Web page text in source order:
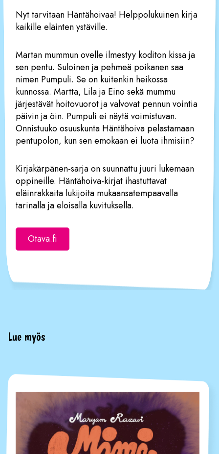
Nyt tarvitaan Häntähoivaa! Helppolukuinen kirja
kaikille eläinten ystäville.
Martan mummun ovelle ilmestyy koditon kissa ja
sen pentu. Suloinen ja pehmeä poikanen saa
nimen Pumpuli. Se on kuitenkin heikossa
kunnossa. Martta, Lila ja Eino sekä mummu
järjestävät hoitovuorot ja valvovat pennun vointia
päivin ja öin. Pumpuli ei näytä voimistuvan.
Onnistuuko osuuskunta Häntähoiva pelastamaan
pentupolon, kun sen emokaan ei luota ihmisiin?
Kirjakärpänen-sarja on suunnattu juuri lukemaan
oppineille. Häntähoiva-kirjat ihastuttavat
eläinrakkaita lukijoita mukaansatempaavalla
tarinalla ja eloisalla kuvituksella.
Otava.fi
Lue myös